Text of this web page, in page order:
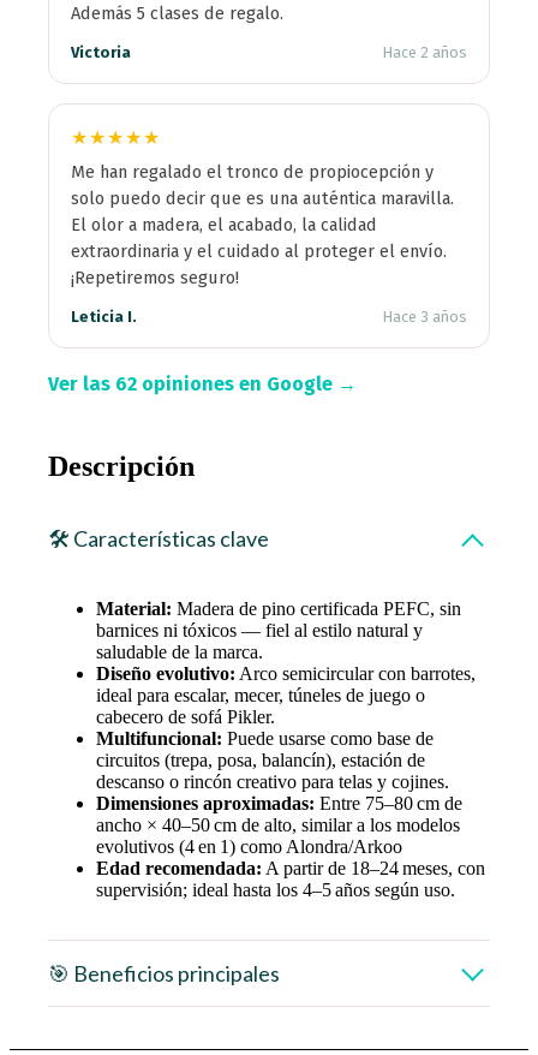
Además 5 clases de regalo.
Victoria Hace 2 años
★★★★★
Me han regalado el tronco de propiocepción y
solo puedo decir que es una auténtica maravilla.
El olor a madera, el acabado, la calidad
extraordinaria y el cuidado al proteger el envío.
¡Repetiremos seguro!
Leticia I. Hace 3 años
Ver las 62 opiniones en Google →
Descripción
🛠️ Características clave
Material: Madera de pino certificada PEFC, sin
barnices ni tóxicos — fiel al estilo natural y
saludable de la marca.
Diseño evolutivo: Arco semicircular con barrotes,
ideal para escalar, mecer, túneles de juego o
cabecero de sofá Pikler.
Multifuncional: Puede usarse como base de
circuitos (trepa, posa, balancín), estación de
descanso o rincón creativo para telas y cojines.
Dimensiones aproximadas: Entre 75–80 cm de
ancho × 40–50 cm de alto, similar a los modelos
evolutivos (4 en 1) como Alondra/Arkoo
Edad recomendada: A partir de 18–24 meses, con
supervisión; ideal hasta los 4–5 años según uso.
🎯 Beneficios principales